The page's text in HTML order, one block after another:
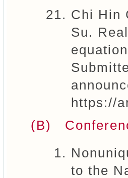
Chi Hin
Su.
https://
(B)
to the